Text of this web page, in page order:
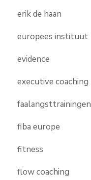
erik de haan
europees instituut
evidence
executive coaching
faalangsttrainingen
fiba europe
fitness
flow coaching